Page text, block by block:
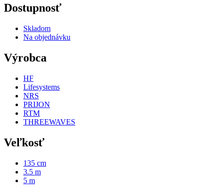
Dostupnosť
Skladom
Na objednávku
Výrobca
HF
Lifesystems
NRS
PRIJON
RTM
THREEWAVES
Veľkosť
135 cm
3.5 m
5 m